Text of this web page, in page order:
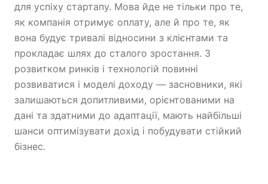
для успіху стартапу. Мова йде не тільки про те,
як компанія отримує оплату, але й про те, як
вона будує тривалі відносини з клієнтами та
прокладає шлях до сталого зростання. З
розвитком ринків і технологій повинні
розвиватися і моделі доходу — засновники, які
залишаються допитливими, орієнтованими на
дані та здатними до адаптації, мають найбільші
шанси оптимізувати дохід і побудувати стійкий
бізнес.